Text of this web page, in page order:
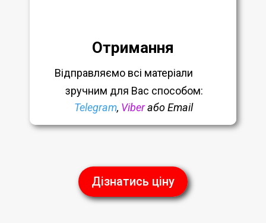
Отримання
Відправляємо всі матеріали
зручним для Вас способом:
Telegram, Viberабо Email
Дізнатись ціну